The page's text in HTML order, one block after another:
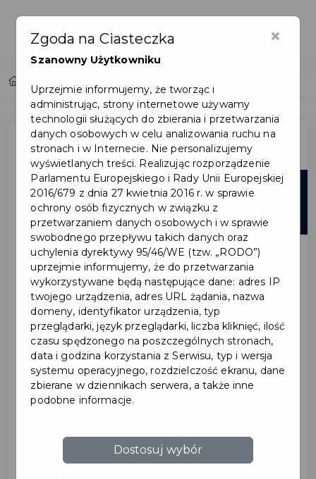
29
W Pruszczu Gdańskim
×
Zgoda na Ciasteczka
Szanowny Użytkowniku
Uprzejmie informujemy, że tworząc i
administrując, strony internetowe używamy
technologii służących do zbierania i przetwarzania
danych osobowych w celu analizowania ruchu na
stronach i w Internecie. Nie personalizujemy
wyświetlanych treści. Realizując rozporządzenie
Parlamentu Europejskiego i Rady Unii Europejskiej
2016/679 z dnia 27 kwietnia 2016 r. w sprawie
ochrony osób fizycznych w związku z
przetwarzaniem danych osobowych i w sprawie
swobodnego przepływu takich danych oraz
uchylenia dyrektywy 95/46/WE (tzw. „RODO”)
uprzejmie informujemy, że do przetwarzania
wykorzystywane będą następujące dane: adres IP
twojego urządzenia, adres URL żądania, nazwa
domeny, identyfikator urządzenia, typ
przeglądarki, język przeglądarki, liczba kliknięć, ilość
czasu spędzonego na poszczególnych stronach,
data i godzina korzystania z Serwisu, typ i wersja
systemu operacyjnego, rozdzielczość ekranu, dane
zbierane w dziennikach serwera, a także inne
podobne informacje.
Dostosuj wybór